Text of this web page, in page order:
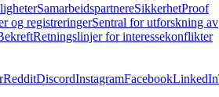
SamarbeidspartnereSikkerhetProof
og registreringerSentral for utforskning av
Retningslinjer for interessekonflikter
RedditDiscordInstagramFacebookLinkedIn